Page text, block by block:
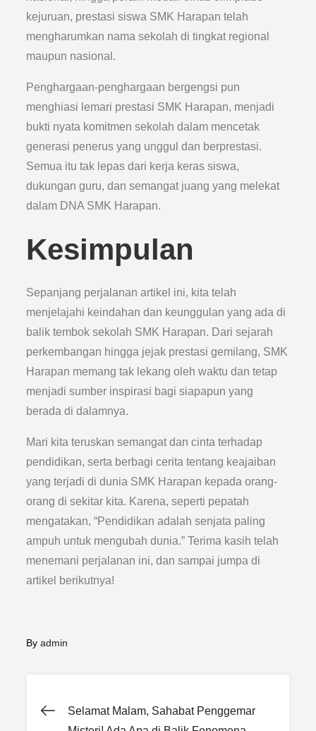
kejuruan, prestasi siswa SMK Harapan telah
mengharumkan nama sekolah di tingkat regional
maupun nasional.
Penghargaan-penghargaan bergengsi pun
menghiasi lemari prestasi SMK Harapan, menjadi
bukti nyata komitmen sekolah dalam mencetak
generasi penerus yang unggul dan berprestasi.
Semua itu tak lepas dari kerja keras siswa,
dukungan guru, dan semangat juang yang melekat
dalam DNA SMK Harapan.
Kesimpulan
Sepanjang perjalanan artikel ini, kita telah
menjelajahi keindahan dan keunggulan yang ada di
balik tembok sekolah SMK Harapan. Dari sejarah
perkembangan hingga jejak prestasi gemilang, SMK
Harapan memang tak lekang oleh waktu dan tetap
menjadi sumber inspirasi bagi siapapun yang
berada di dalamnya.
Mari kita teruskan semangat dan cinta terhadap
pendidikan, serta berbagi cerita tentang keajaiban
yang terjadi di dunia SMK Harapan kepada orang-
orang di sekitar kita. Karena, seperti pepatah
mengatakan, “Pendidikan adalah senjata paling
ampuh untuk mengubah dunia.” Terima kasih telah
menemani perjalanan ini, dan sampai jumpa di
artikel berikutnya!
Byadmin
Post
Selamat Malam, Sahabat Penggemar